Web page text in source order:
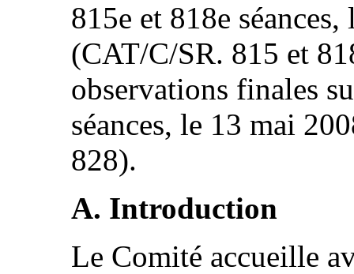
815e et 818e
(CAT/C/SR. 815 et
observations finales
séances, le 13 mai
828).
A. Introduction
Le Comité accueille